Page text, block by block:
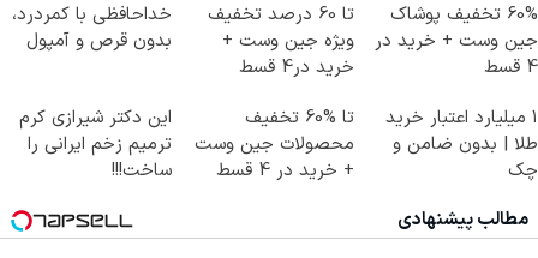
60% تخفیف پوشاک
جین وست + خرید در
4 قسط
تا 60 درصد تخفیف
ویژه جین وست +
خرید در4 قسط
خداحافظی با کمردرد،
بدون قرص و آمپول
۱ میلیارد اعتبار خرید
طلا | بدون ضامن و
چک
تا %60 تخفیف
محصولات جین وست
+ خرید در 4 قسط
این دکتر شیرازی کرم
ترمیم زخم ایرانی را
ساخت!!!
مطالب پیشنهادی